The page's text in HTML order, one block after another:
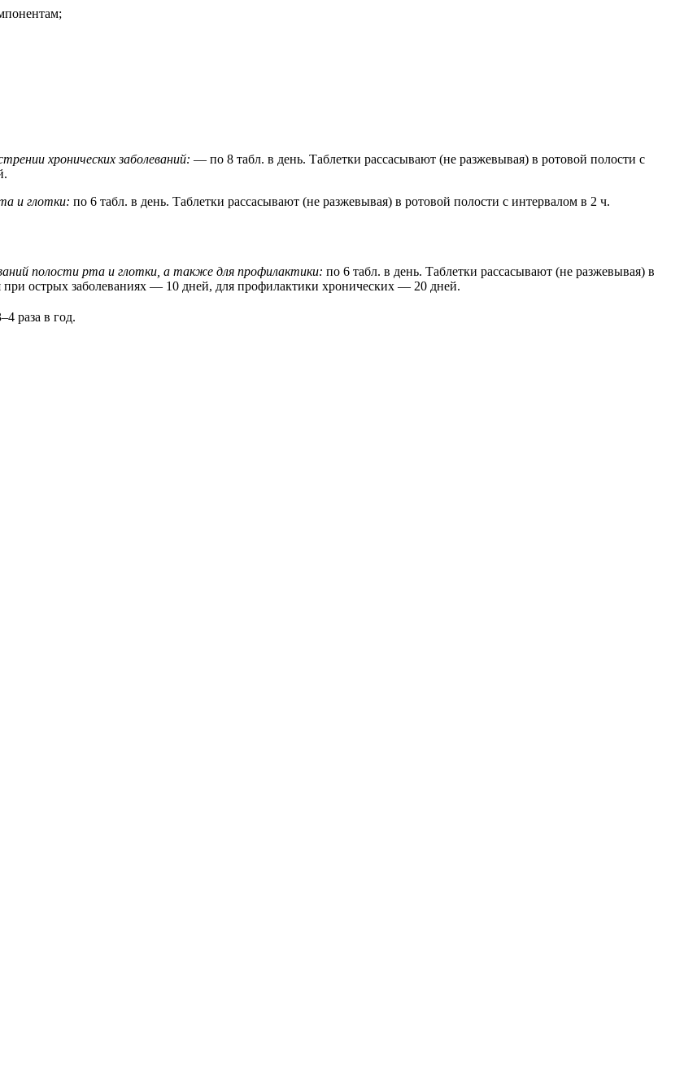
хронических заболеваний: — по 8 табл. в день. Таблетки рассасывают (не разжевывая) в ротовой полости с
и глотки: по 6 табл. в день. Таблетки рассасывают (не разжевывая) в ротовой полости с интервалом в 2 ч.
полости рта и глотки, а также для профилактики: по 6 табл. в день. Таблетки рассасывают (не разжевывая) в
острых заболеваниях — 10 дней, для профилактики хронических — 20 дней.
раза в год.